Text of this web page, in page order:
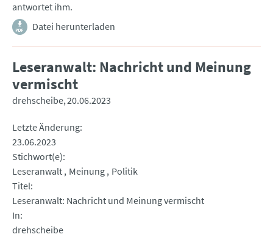
antwortet ihm.
Datei herunterladen
Leseranwalt: Nachricht und Meinung
vermischt
drehscheibe 20.06.2023
Letzte Änderung
23.06.2023
Stichwort(e)
Leseranwalt Meinung Politik
Titel
Leseranwalt: Nachricht und Meinung vermischt
In
drehscheibe